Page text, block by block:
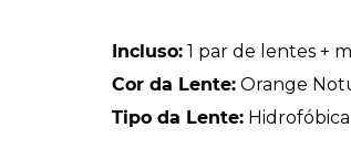
Incluso: 1 par de lentes +
Cor da Lente: Orange
Tipo da Lente: Hidrofóbica